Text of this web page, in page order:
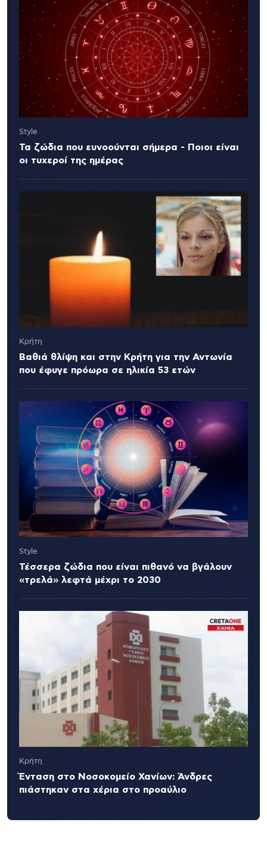
Style
Τα ζώδια που ευνοούνται σήμερα - Ποιοι είναι
οι τυχεροί της ημέρας
Κρήτη
Βαθιά θλίψη και στην Κρήτη για την Αντωνία
που έφυγε πρόωρα σε ηλικία 53 ετών
Style
Τέσσερα ζώδια που είναι πιθανό να βγάλουν
«τρελά» λεφτά μέχρι το 2030
Κρήτη
Ένταση στο Νοσοκομείο Χανίων: Άνδρες
πιάστηκαν στα χέρια στο προαύλιο